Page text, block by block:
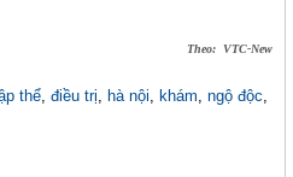
Theo: VTC-New
thể, điều trị, hà nội, khám, ngộ độc,